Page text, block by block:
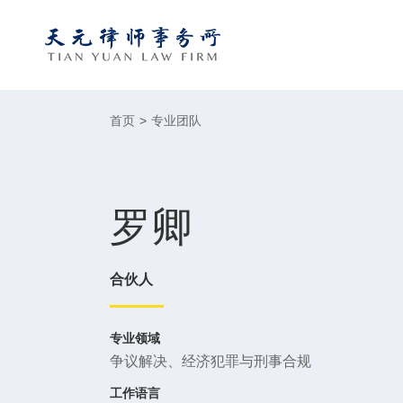
首页 > 专业团队
罗卿
合伙人
专业领域
争议解决 经济犯罪与刑事合规
工作语言